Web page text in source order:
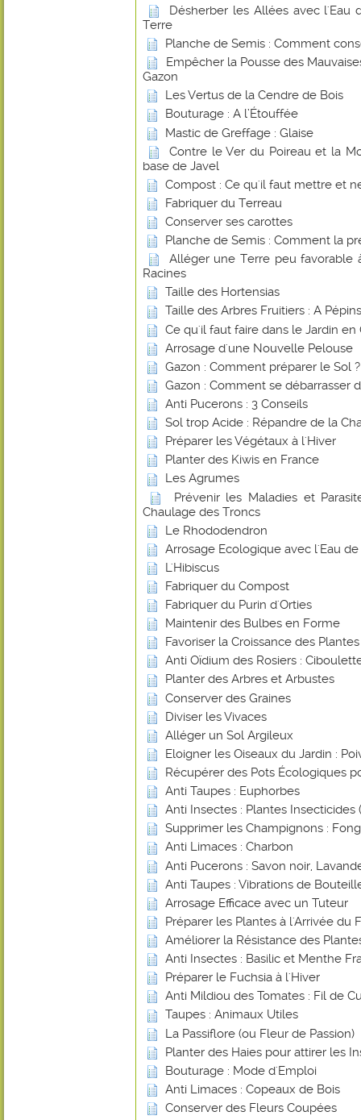
Désherber les Allées avec l'Eau
Terre
Planche de Semis : Comment
Empêcher la Pousse des
Gazon
Les Vertus de la Cendre de Bois
Bouturage : A l’Étouffée
Mastic de Greffage : Glaise
Contre le Ver du Poireau et la
base de Javel
Compost : Ce qu'il faut mettre et
Fabriquer du Terreau
Conserver ses carottes
Planche de Semis : Comment la
Alléger une Terre peu favorable
Racines
Taille des Hortensias
Taille des Arbres Fruitiers : A
Ce qu'il faut faire dans le Jardin en
Arrosage d'une Nouvelle Pelouse
Gazon : Comment préparer le Sol ?
Gazon : Comment se débarrasser
Anti Pucerons : 3 Conseils
Sol trop Acide : Répandre de la
Préparer les Végétaux à l'Hiver
Planter des Kiwis en France
Les Agrumes
Prévenir les Maladies et
Chaulage des Troncs
Le Rhododendron
Arrosage Ecologique avec l'Eau
L'Hibiscus
Fabriquer du Compost
Fabriquer du Purin d'Orties
Maintenir des Bulbes en Forme
Favoriser la Croissance des
Anti Oïdium des Rosiers :
Planter des Arbres et Arbustes
Conserver des Graines
Diviser les Vivaces
Alléger un Sol Argileux
Eloigner les Oiseaux du Jardin :
Récupérer des Pots Écologiques
Anti Taupes : Euphorbes
Anti Insectes : Plantes Insecticides
Supprimer les Champignons :
Anti Limaces : Charbon
Anti Pucerons : Savon noir,
Anti Taupes : Vibrations de
Arrosage Efficace avec un Tuteur
Préparer les Plantes à l'Arrivée du
Améliorer la Résistance des
Anti Insectes : Basilic et Menthe
Préparer le Fuchsia à l'Hiver
Anti Mildiou des Tomates : Fil de
Taupes : Animaux Utiles
La Passiflore (ou Fleur de Passion)
Planter des Haies pour attirer les
Bouturage : Mode d'Emploi
Anti Limaces : Copeaux de Bois
Conserver des Fleurs Coupées